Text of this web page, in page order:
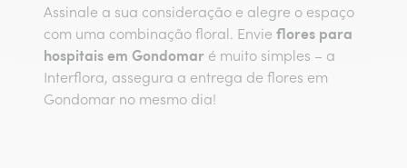
Assinale a sua consideração e alegre o espaço
com uma combinação floral. Envie flores para
hospitais em Gondomar é muito simples – a
Interflora, assegura a entrega de flores em
Gondomar no mesmo dia!